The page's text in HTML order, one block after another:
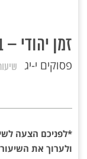
זמן יהודי –
פסוקים י-יג
*לפניכם הצעה
ולערוך את